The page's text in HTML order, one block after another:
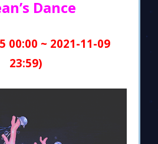
Dance
00:00 ~ 2021-11-09
23:59)